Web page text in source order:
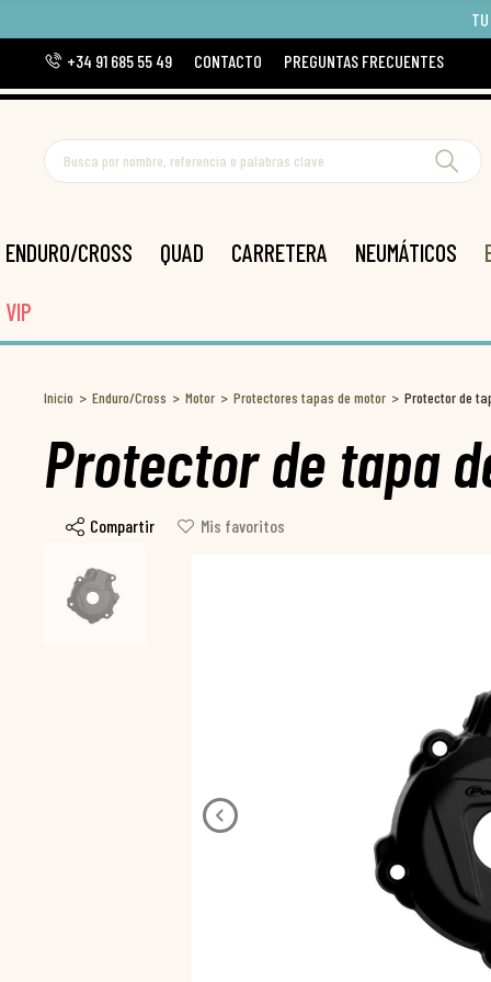
+34 91 685 55 49
CONTACTO PREGUNTAS FRECUENTES
ENDURO/CROSS QUAD CARRETERA NEUMÁTICOS
VIP
Inicio Enduro/Cross Motor Protectores tapas de motor Protector de
Protector de tapa
Compartir Mis favoritos